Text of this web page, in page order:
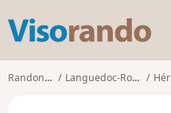
s
o
Randonnées Languedoc-Roussillon Hérault